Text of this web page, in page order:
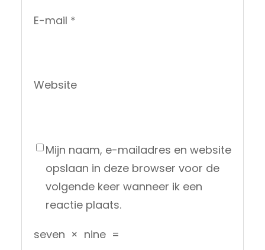
E-mail *
Website
Mijn naam, e-mailadres en website
opslaan in deze browser voor de
volgende keer wanneer ik een
reactie plaats.
seven × nine =